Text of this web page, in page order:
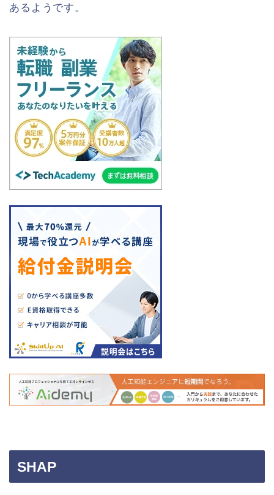
あるようです。
SHAP